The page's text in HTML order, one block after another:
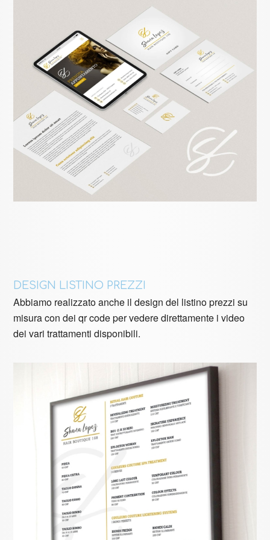
DESIGN LISTINO PREZZI
Abbiamo realizzato anche il design del listino prezzi su
misura con dei qr code per vedere direttamente i video
dei vari trattamenti disponibili.